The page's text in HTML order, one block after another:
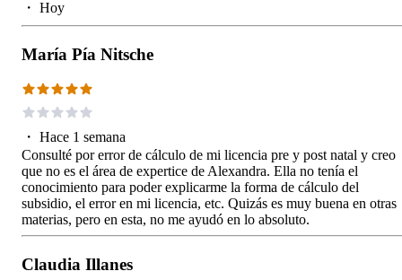
・ Hoy
María Pía Nitsche
・ Hace 1 semana
Consulté por error de cálculo de mi licencia pre y post natal y creo
que no es el área de expertice de Alexandra. Ella no tenía el
conocimiento para poder explicarme la forma de cálculo del
subsidio, el error en mi licencia, etc. Quizás es muy buena en otras
materias, pero en esta, no me ayudó en lo absoluto.
Claudia Illanes